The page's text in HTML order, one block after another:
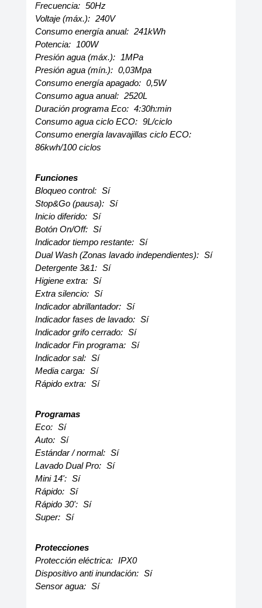
Frecuencia: 50Hz
Voltaje (máx.): 240V
Consumo energía anual: 241kWh
Potencia: 100W
Presión agua (máx.): 1MPa
Presión agua (mín.): 0,03Mpa
Consumo energía apagado: 0,5W
Consumo agua anual: 2520L
Duración programa Eco: 4:30h:min
Consumo agua ciclo ECO: 9L/ciclo
Consumo energía lavavajillas ciclo ECO:
86kwh/100 ciclos
Funciones
Bloqueo control: Sí
Stop&Go (pausa): Sí
Inicio diferido: Sí
Botón On/Off: Sí
Indicador tiempo restante: Sí
Dual Wash (Zonas lavado independientes): Sí
Detergente 3&1: Sí
Higiene extra: Sí
Extra silencio: Sí
Indicador abrillantador: Sí
Indicador fases de lavado: Sí
Indicador grifo cerrado: Sí
Indicador Fin programa: Sí
Indicador sal: Sí
Media carga: Sí
Rápido extra: Sí
Programas
Eco: Sí
Auto: Sí
Estándar / normal: Sí
Lavado Dual Pro: Sí
Mini 14': Sí
Rápido: Sí
Rápido 30': Sí
Super: Sí
Protecciones
Protección eléctrica: IPX0
Dispositivo anti inundación: Sí
Sensor agua: Sí